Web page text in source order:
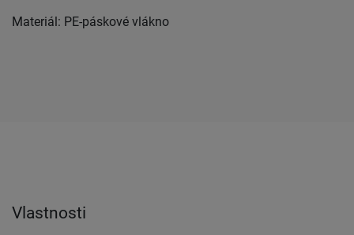
Materiál: PE-páskové vlákno
Vlastnosti